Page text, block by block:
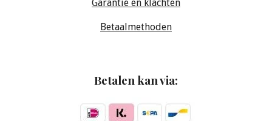
Garantie en klachten
Betaalmethoden
Betalen kan via: